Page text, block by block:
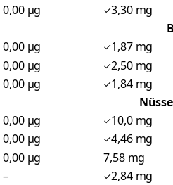
0,00 µg 3,30 mg
0,00 µg 1,87 mg
0,00 µg 2,50 mg
0,00 µg 1,84 mg
0,00 µg 10,0 mg
0,00 µg 4,46 mg
0,00 µg 7,58 mg
– 2,84 mg